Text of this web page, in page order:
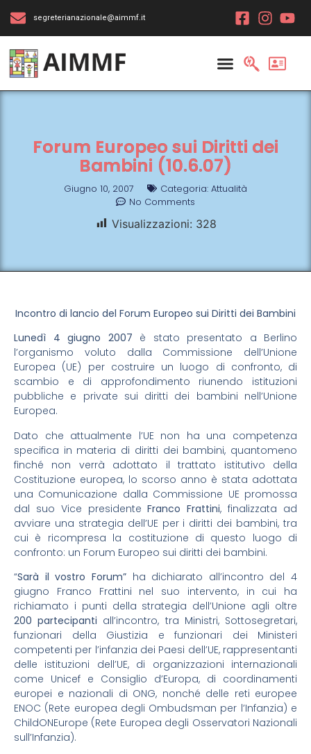
segreterianazionale@aimmf.it
Forum Europeo sui Diritti dei
Bambini (10.6.07)
Giugno 10, 2007 Categoria: Attualità
No Comments
Visualizzazioni: 328
Incontro di lancio del Forum Europeo sui Diritti dei Bambini
Lunedì 4 giugno 2007 è stato presentato a Berlino
l’organismo voluto dalla Commissione dell’Unione
Europea (UE) per costruire un luogo di confronto, di
scambio e di approfondimento riunendo istituzioni
pubbliche e private sui diritti dei bambini nell’Unione
Europea.
Dato che attualmente l’UE non ha una competenza
specifica in materia di diritti dei bambini, quantomeno
finché non verrà adottato il trattato istitutivo della
Costituzione europea, lo scorso anno è stata adottata
una Comunicazione dalla Commissione UE promossa
dal suo Vice presidenteFranco Frattini, finalizzata ad
avviare una strategia dell’UE per i diritti dei bambini, tra
cui è ricompresa la costituzione di questo luogo di
confronto: un Forum Europeo sui diritti dei bambini.
“Sarà il vostro Forum”ha dichiarato all’incontro del 4
giugno Franco Frattini nel suo intervento, in cui ha
richiamato i punti della strategia dell’Unione agli oltre
200 partecipanti all’incontro, tra Ministri, Sottosegretari,
funzionari della Giustizia e funzionari dei Ministeri
competenti per l’infanzia dei Paesi dell’UE, rappresentanti
delle istituzioni dell’UE, di organizzazioni internazionali
come Unicef e Consiglio d’Europa, di coordinamenti
europei e nazionali di ONG, nonché delle reti europee
ENOC (Rete europea degli Ombudsman per l’Infanzia) e
ChildONEurope (Rete Europea degli Osservatori Nazionali
sull’Infanzia).